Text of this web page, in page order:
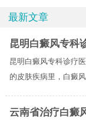
最新文章
昆明白癜风专科
昆明白癜风专科诊疗
的皮肤疾病里，白癜
云南省治疗白癜